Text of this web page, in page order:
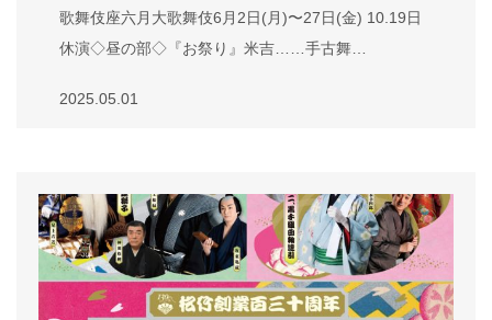
歌舞伎座六月大歌舞伎6月2日(月)〜27日(金) 10.19日
休演◇昼の部◇『お祭り』米吉……手古舞…
2025.05.01